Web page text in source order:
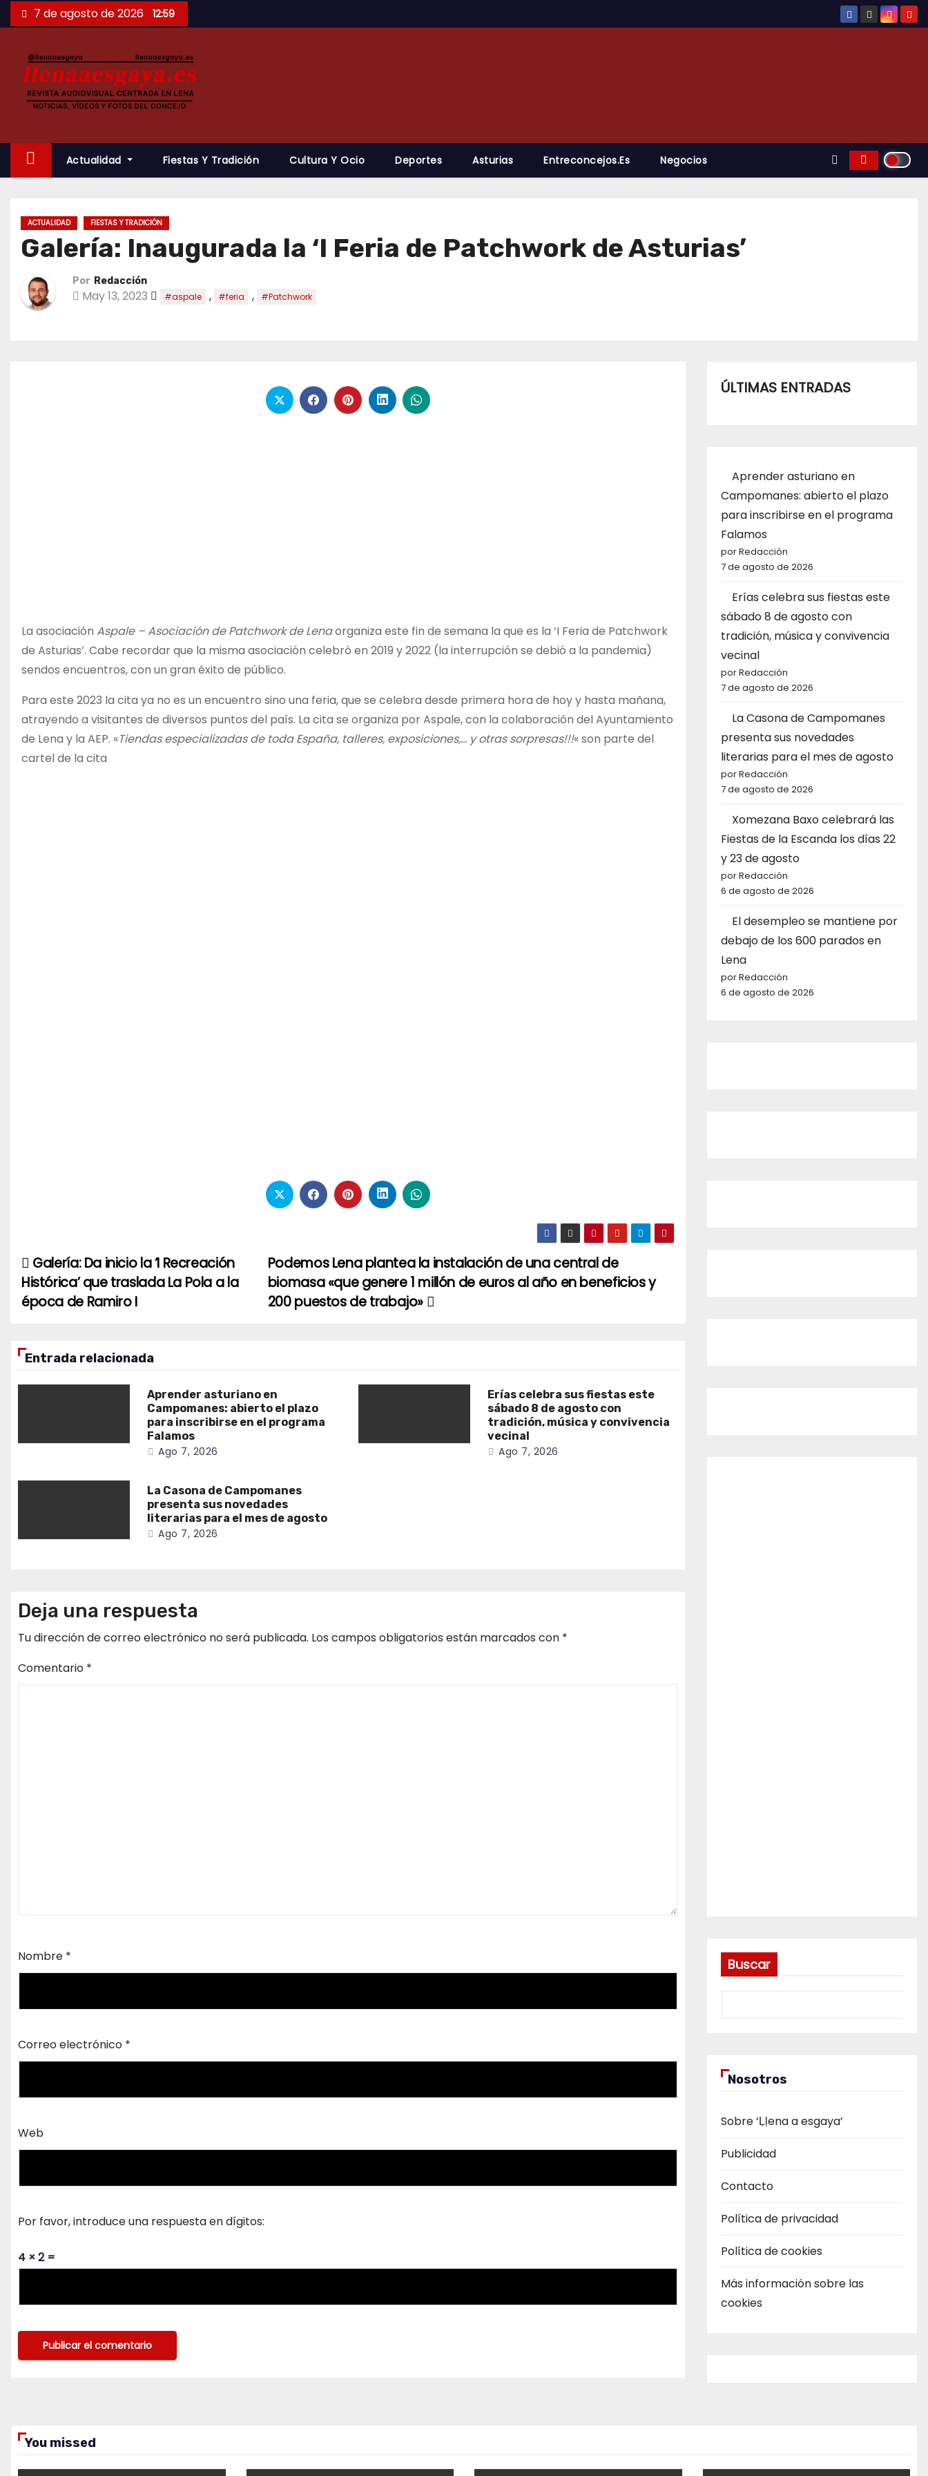
Saltar
al
7 de agosto de 2026 12:59
Actualidad Fiestas Y Tradición Cultura Y Ocio Deportes Asturias Entreconcejos.es Negocios
ACTUALIDAD FIESTAS Y TRADICIÓN
Galería: Inaugurada la ‘I Feria de Patchwork de Asturias’
Por Redacción
May 13, 2023 #aspale , #feria , #Patchwork
La asociación Aspale – Asociación de Patchwork de Lenaorganiza este fin de semana la que es la ‘I Feria de Patchwork
de Asturias’. Cabe recordar que la misma asociación celebró en 2019 y 2022 (la interrupción se debió a la pandemia)
sendos encuentros, con un gran éxito de público.
Para este 2023 la cita ya no es un encuentro sino una feria, que se celebra desde primera hora de hoy y hasta mañana,
atrayendo a visitantes de diversos puntos del país. La cita se organiza por Aspale, con la colaboración del Ayuntamiento
de Lena y la AEP. «Tiendas especializadas de toda España, talleres, exposiciones,… y otras sorpresas!!!« son parte del
cartel de la cita
Navegación
de
Podemos Lena plantea la instalación de una central de
biomasa «que genere 1 millón de euros al año en beneficios y
200 puestos de trabajo»
Galería: Da inicio la ‘I Recreación
Histórica’ que traslada La Pola a la
época de Ramiro I
Entrada relacionada
Aprender asturiano en
Campomanes: abierto el plazo
para inscribirse en el programa
Falamos
Ago 7, 2026
Erías celebra sus fiestas este
sábado 8 de agosto con
tradición, música y convivencia
vecinal
Ago 7, 2026
La Casona de Campomanes
presenta sus novedades
literarias para el mes de agosto
Ago 7, 2026
Deja una respuesta
Tu dirección de correo electrónico no será publicada. Los campos obligatorios están marcados con *
Comentario *
Nombre *
Correo electrónico *
Web
Por favor, introduce una respuesta en dígitos:
4 × 2 =
ÚLTIMAS ENTRADAS
Aprender asturiano en
Campomanes: abierto el plazo
para inscribirse en el programa
Falamos
por Redacción
7 de agosto de 2026
Erías celebra sus fiestas este
sábado 8 de agosto con
tradición, música y convivencia
vecinal
por Redacción
7 de agosto de 2026
La Casona de Campomanes
presenta sus novedades
literarias para el mes de agosto
por Redacción
7 de agosto de 2026
Xomezana Baxo celebrará las
Fiestas de la Escanda los días 22
y 23 de agosto
por Redacción
6 de agosto de 2026
El desempleo se mantiene por
debajo de los 600 parados en
Lena
por Redacción
6 de agosto de 2026
Buscar
Nosotros
Sobre ‘Ḷḷena a esgaya’
Publicidad
Contacto
Política de privacidad
Política de cookies
Más información sobre las
cookies
You missed